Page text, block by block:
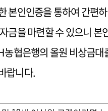
본인인증을 통하여 간편
금을 마련할 수 있으니 본
농협은행의 올원 비상금대
랍니다.